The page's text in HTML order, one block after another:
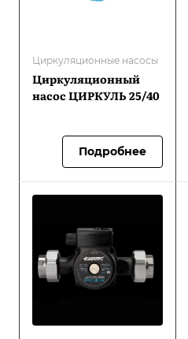
Циркуляционные насосы
Циркуляционный
насос ЦИРКУЛЬ 25/40
Подробнее